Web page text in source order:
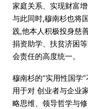
家庭关系、实现财富
与此同时,穆南杉也将
践,他本人积极投身慈
捐资助学、扶贫济困
会责任的高度统一。
穆南杉的“实用性国学
用于对 创业者与企业
略思维、领导哲学与